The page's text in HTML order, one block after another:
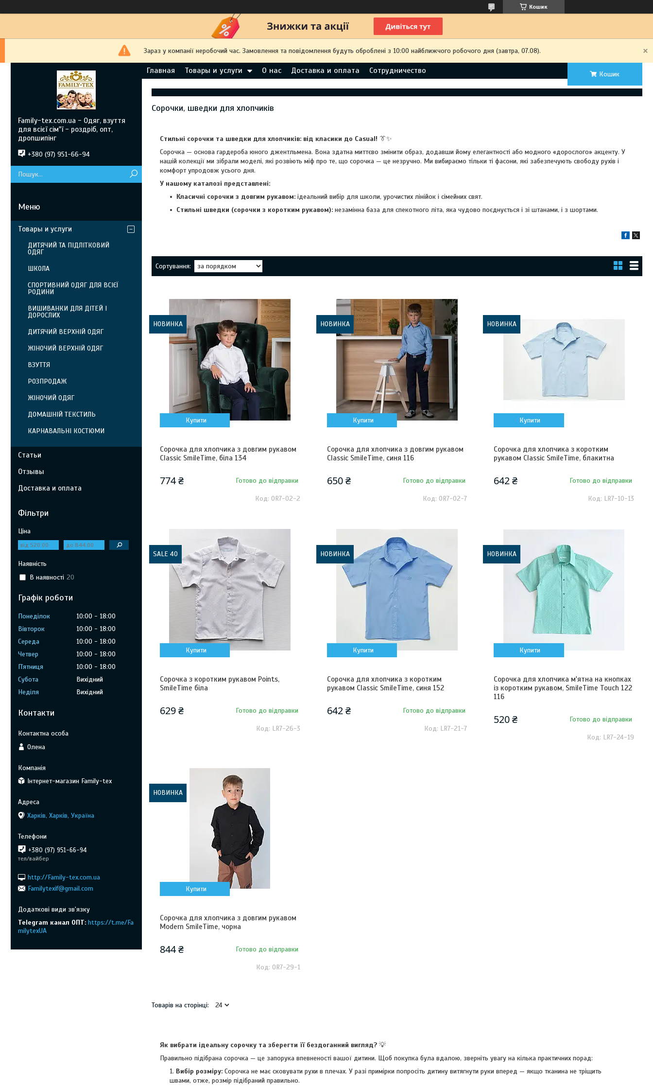
Кошик
Зараз у компанії неробочий час. Замовлення та повідомлення будуть оброблені з 10:00 найближчого робочого дня (завтра, 07.08).
Главная Товары и услуги О нас Доставка и оплата Сотрудничество Кошик
Сорочки, шведки для хлопчиків
Стильні сорочки та шведки для хлопчиків: від класики до Casual! 👔✨
Сорочка — основа гардероба юного джентльмена. Вона здатна миттєво змінити образ, додавши йому елегантності або модного «дорослого» акценту. У
нашій колекції ми зібрали моделі, які розвіють міф про те, що сорочка — це незручно. Ми вибираємо тільки ті фасони, які забезпечують свободу рухів і
комфорт упродовж усього дня.
У нашому каталозі представлені:
Класичні сорочки з довгим рукавом: ідеальний вибір для школи, урочистих лінійок і сімейних свят.
Стильні шведки (сорочки з коротким рукавом): незамінна база для спекотного літа, яка чудово поєднується і зі штанами, і з шортами.
НОВИНКА
Купити
Сорочка для хлопчика з довгим рукавом
Classic SmileTime, біла 134
774 ₴ Готово до відправки
OR7-02-2
НОВИНКА
Купити
Сорочка для хлопчика з довгим рукавом
Classic SmileTime, синя 116
650 ₴ Готово до відправки
OR7-02-7
НОВИНКА
Купити
Сорочка для хлопчика з коротким
рукавом Classic SmileTime, блакитна
642 ₴ Готово до відправки
LR7-10-13
SALE 40
Купити
Сорочка з коротким рукавом Points,
SmileTime біла
629 ₴ Готово до відправки
LR7-26-3
НОВИНКА
Купити
Сорочка для хлопчика з коротким
рукавом Classic SmileTime, синя 152
642 ₴ Готово до відправки
LR7-21-7
НОВИНКА
Купити
Сорочка для хлопчика м'ятна на кнопках
із коротким рукавом, SmileTime Touch 122
116
520 ₴ Готово до відправки
LR7-24-19
НОВИНКА
Купити
Сорочка для хлопчика з довгим рукавом
Modern SmileTime, чорна
844 ₴ Готово до відправки
OR7-29-1
Як вибрати ідеальну сорочку та зберегти її бездоганний вигляд? 💡
Правильно підібрана сорочка — це запорука впевненості вашої дитини. Щоб покупка була вдалою, зверніть увагу на кілька практичних порад:
Вибір розміру: Сорочка не має сковувати рухи в плечах. У разі примірки попросіть дитину витягнути руки вперед — якщо тканина не тріщить
швами, отже, розмір підібраний правильно.
Family-tex.com.ua - Одяг, взуття
для всієї сім"ї - роздріб, опт,
дропшипінг
+380 (97) 951-66-94
Товары и услуги
ДИТЯЧИЙ ТА ПІДЛІТКОВИЙ
ОДЯГ
ШКОЛА
СПОРТИВНИЙ ОДЯГ ДЛЯ ВСІЄЇ
РОДИНИ
ВИШИВАНКИ ДЛЯ ДІТЕЙ І
ДОРОСЛИХ
ДИТЯЧИЙ ВЕРХНІЙ ОДЯГ
ЖІНОЧИЙ ВЕРХНІЙ ОДЯГ
ВЗУТТЯ
РОЗПРОДАЖ
ЖІНОЧИЙ ОДЯГ
ДОМАШНІЙ ТЕКСТИЛЬ
КАРНАВАЛЬНІ КОСТЮМИ
Статьи
Отзывы
Доставка и оплата
Фільтри
Ціна
Наявність
В наявності 20
Графік роботи
Понеділок 10:00
18:00
Вівторок
10:00
18:00
Середа
10:00
18:00
Четвер
10:00
18:00
Пʼятниця
10:00
18:00
Субота
Вихідний
Неділя
Вихідний
Контакти
Олена
Інтернет-магазин Family-tex
Харків, Харків, Україна
+380 (97) 951-66-94
тел/вайбер
http://Family-tex.com.ua
Familytexif@gmail.com
Telegram канал ОПТ https://t.me/Fa
milytexUA